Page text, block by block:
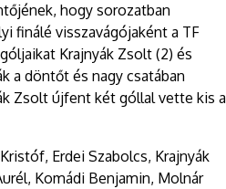
hogy sorozatban
finálé visszavágójaként a TF
Krajnyák Zsolt (2) és
a döntőt és nagy csatában
Zsolt újfent két góllal vette kis a
Erdei Szabolcs, Krajnyák
Komádi Benjamin, Molnár